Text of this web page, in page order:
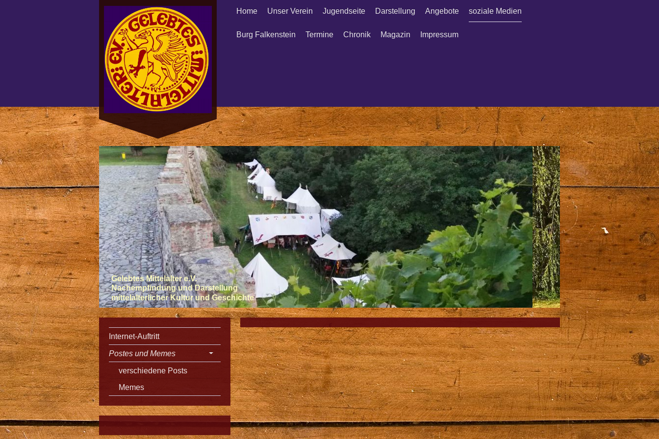
Home Unser Verein Jugendseite Darstellung Angebote soziale Medien
Burg Falkenstein Termine Chronik Magazin Impressum
Gelebtes Mittelalter e.V.
Nachempfindung und Darstellung
mittelalterlicher Kultur und Geschichte
Internet-Auftritt
Postes und Memes
verschiedene Posts
Memes